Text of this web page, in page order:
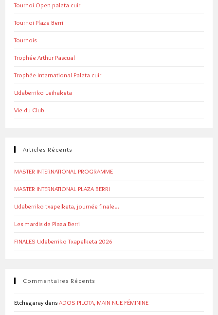
Tournoi Open paleta cuir
Tournoi Plaza Berri
Tournois
Trophée Arthur Pascual
Trophée International Paleta cuir
Udaberriko Leihaketa
Vie du Club
Articles Récents
MASTER INTERNATIONAL PROGRAMME
MASTER INTERNATIONAL PLAZA BERRI
Udaberriko txapelketa, journée finale…
Les mardis de Plaza Berri
FINALES Udaberriko Txapelketa 2026
Commentaires Récents
Etchegaray dansADOS PILOTA, MAIN NUE FÉMININE